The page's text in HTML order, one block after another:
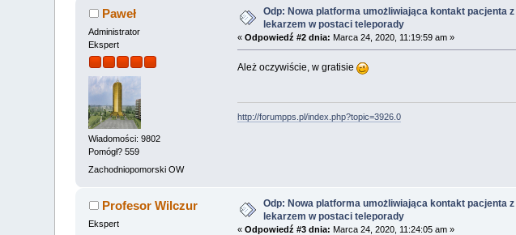
Paweł
Administrator
Ekspert
Wiadomości: 9802
Pomógł? 559
Zachodniopomorski OW
Odp: Nowa platforma umożliwiająca kontakt pacjenta z
lekarzem w postaci teleporady
« Odpowiedź #2 dnia: Marca 24, 2020, 11:19:59 am »
Ależ oczywiście, w gratisie
http://forumpps.pl/index.php?topic=3926.0
Profesor Wilczur
Ekspert
Odp: Nowa platforma umożliwiająca kontakt pacjenta z
lekarzem w postaci teleporady
« Odpowiedź #3 dnia: Marca 24, 2020, 11:24:05 am »